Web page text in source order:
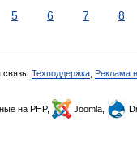
5 6 7 8
Техподдержка Реклама
на PHP, Joomla,